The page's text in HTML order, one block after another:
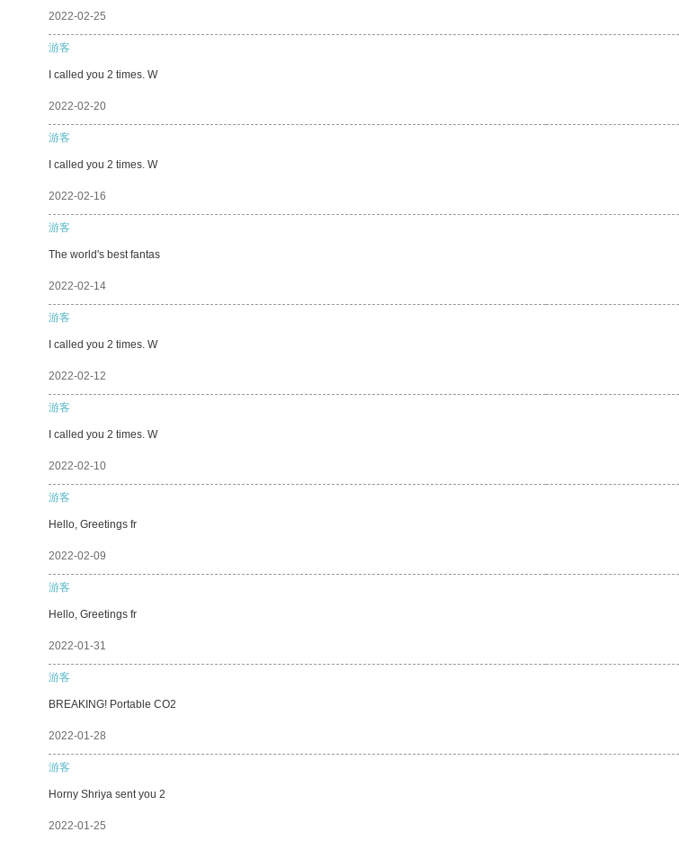
2022-02-25
游客
I called you 2 times. W
2022-02-20
游客
I called you 2 times. W
2022-02-16
游客
The world's best fantas
2022-02-14
游客
I called you 2 times. W
2022-02-12
游客
I called you 2 times. W
2022-02-10
游客
Hello, Greetings fr
2022-02-09
游客
Hello, Greetings fr
2022-01-31
游客
BREAKING! Portable CO2
2022-01-28
游客
Horny Shriya sent you 2
2022-01-25